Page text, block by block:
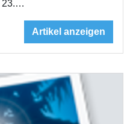
23.…
Artikel anzeigen